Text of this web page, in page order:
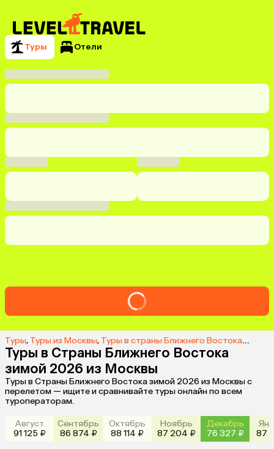
Туры Отели
Туры, Туры из Москвы, Туры в страны Ближнего Востока из Москвы
Туры в Страны Ближнего Востока
зимой 2026 из Москвы
Туры в Страны Ближнего Востока зимой 2026 из Москвы с
перелетом — ищите и сравнивайте туры онлайн по всем
туроператорам.
Август
91 125 ₽
Сентябрь
86 874 ₽
Октябрь
88 114 ₽
Ноябрь
87 204 ₽
Декабрь
76 327 ₽
87